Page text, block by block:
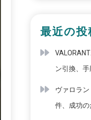
最近の投
ン引換、
ヴァロラ
件、成功の